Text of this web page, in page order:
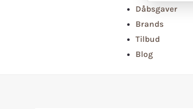
Dåbsgaver
Brands
Tilbud
Blog